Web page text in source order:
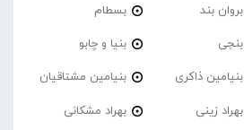
بروان بند بسطام
بنجی بنیا و چابو
بنیامین ذاکری بنیامین مشتاقیان
بهراد زینی بهراد مشکانی